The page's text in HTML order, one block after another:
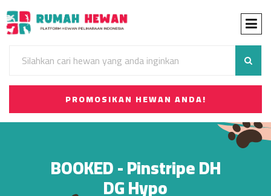
PROMOSIKAN HEWAN ANDA!
BOOKED - Pinstripe DH
DG Hypo